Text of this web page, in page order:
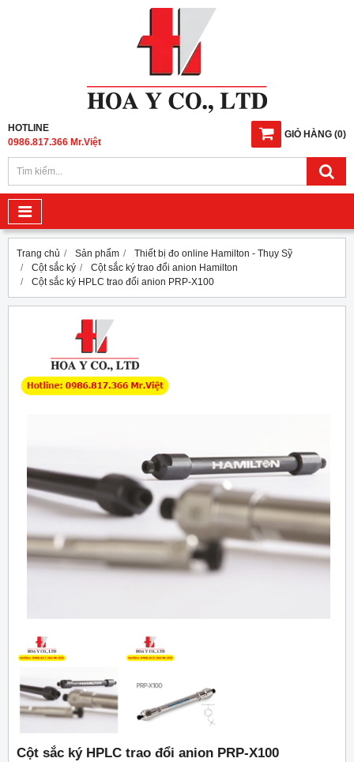
GIỎ HÀNG (0)
HOTLINE
0986.817.366 Mr.Việt
Trang chủ Sản phẩm
Thiết bị đo online Hamilton - Thụy Sỹ
Cột sắc ký
Cột sắc ký trao đổi anion Hamilton
Cột sắc ký HPLC trao đổi anion PRP-X100
Cột sắc ký HPLC trao đổi anion PRP-X100